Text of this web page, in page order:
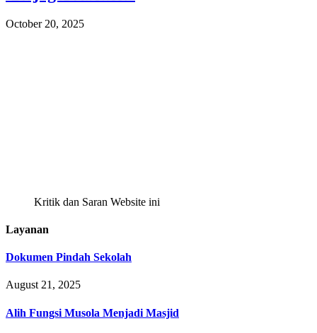
October 20, 2025
Kritik dan Saran Website ini
Layanan
Dokumen Pindah Sekolah
August 21, 2025
Alih Fungsi Musola Menjadi Masjid